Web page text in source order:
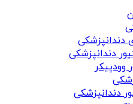
دندانپزشکی
دندانپزشکی
وودپیکر
دندانپزشکی